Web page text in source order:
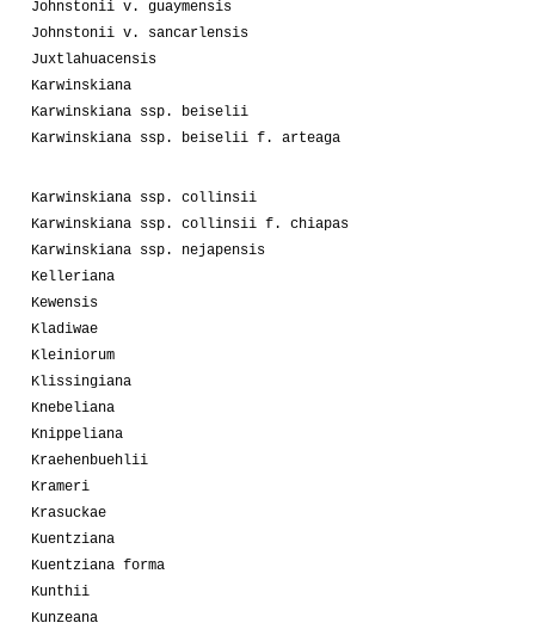
Johnstonii v. guaymensis
Johnstonii v. sancarlensis
Juxtlahuacensis
Karwinskiana
Karwinskiana ssp. beiselii
Karwinskiana ssp. beiselii f. arteaga
Karwinskiana ssp. collinsii
Karwinskiana ssp. collinsii f. chiapas
Karwinskiana ssp. nejapensis
Kelleriana
Kewensis
Kladiwae
Kleiniorum
Klissingiana
Knebeliana
Knippeliana
Kraehenbuehlii
Krameri
Krasuckae
Kuentziana
Kuentziana forma
Kunthii
Kunzeana